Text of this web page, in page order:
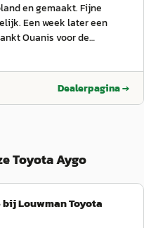
en gemaakt. Fijne
Een week later een
Ouanis voor de
Dealerpagina →
Toyota Aygo
bij Louwman Toyota